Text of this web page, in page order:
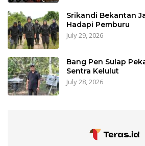
Srikandi Bekantan
Hadapi Pemburu
July 29, 2026
Bang Pen Sulap
Sentra Kelulut
July 28, 2026